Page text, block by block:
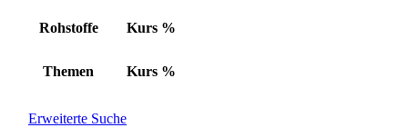
Rohstoffe Kurs %
Themen Kurs %
Erweiterte Suche